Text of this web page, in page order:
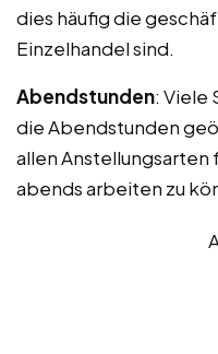
dies häufig die
Einzelhandel sind.
Abendstunden: Viele
die Abendstunden
allen Anstellungsarten
abends arbeiten zu